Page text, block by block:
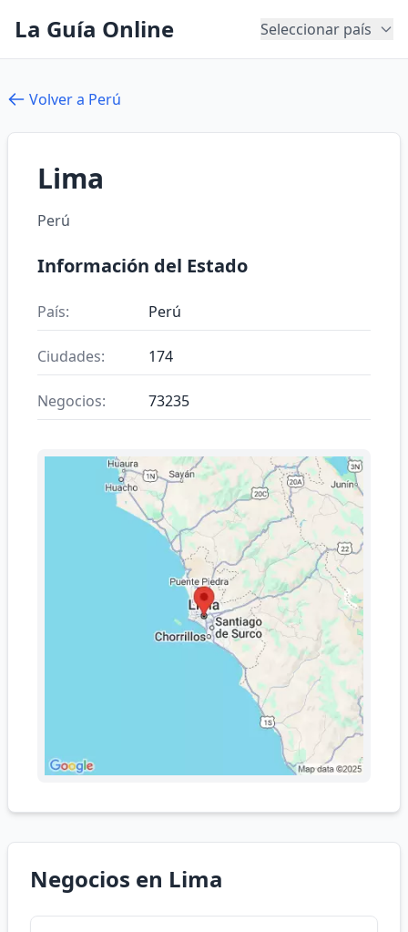
La Guía Online Seleccionar país
Volver a Perú
Lima
Perú
Información del Estado
País: Perú
Ciudades: 174
Negocios: 73235
Negocios en Lima